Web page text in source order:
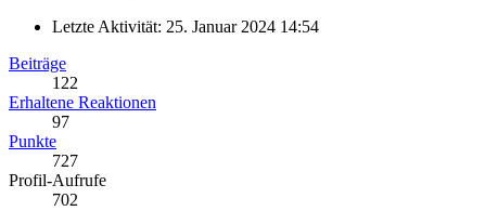
Letzte Aktivität: 25. Januar 2024 14:54
Beiträge
122
Erhaltene Reaktionen
97
Punkte
727
Profil-Aufrufe
702